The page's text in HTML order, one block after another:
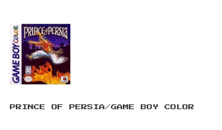
PRINCE OF PERSIA/GAME BOY COLOR